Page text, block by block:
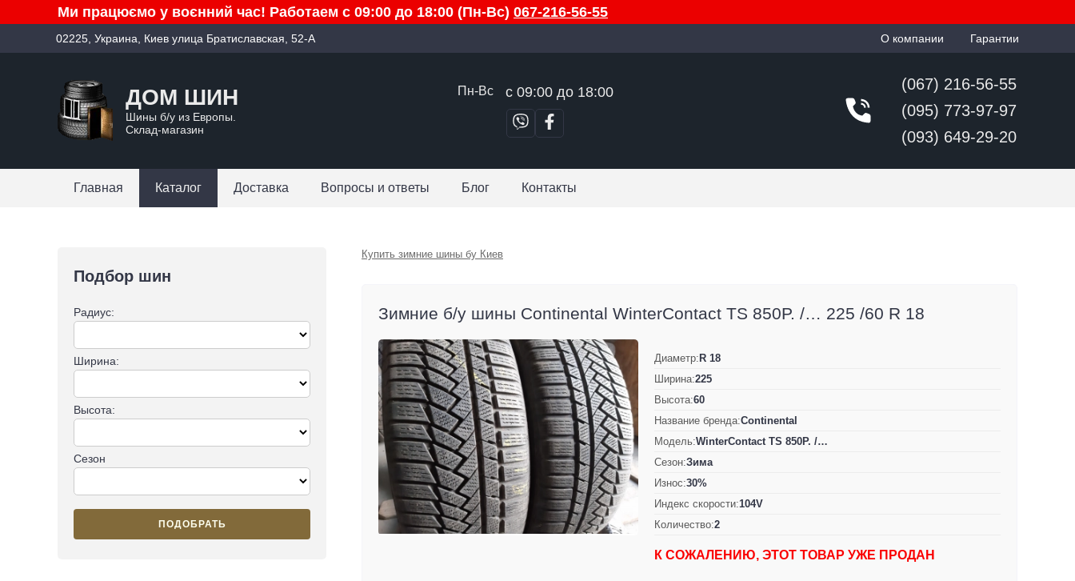
Ми працюємо у воєнний час! Работаем с 09:00 до 18:00 (Пн-Вс) 067-216-56-55
02225, Украина, Киев улица Братиславская, 52-А О компании Гарантии
ДОМ ШИН
Шины б/у из Европы.
Склад-магазин
Пн-Вс с 09:00 до 18:00
(067) 216-56-55
(095) 773-97-97
(093) 649-29-20
Главная Каталог Доставка Вопросы и ответы Блог Контакты
Подбор шин
Радиус:
Ширина:
Высота:
Сезон
ПОДОБРАТЬ
Купить зимние шины бу Киев
Зимние б/у шины Continental WinterContact TS 850P. /… 225 /60 R 18
Диаметр:R 18
Ширина:225
Высота:60
Название бренда:Continental
Модель:WinterContact TS 850P. /…
Сезон:Зима
Износ:30%
Индекс скорости:104V
Количество:2
К СОЖАЛЕНИЮ, ЭТОТ ТОВАР УЖЕ ПРОДАН